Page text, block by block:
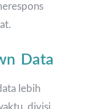
Data
lebih
divisi,